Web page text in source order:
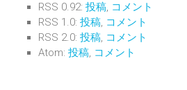
RSS 0.92: 投稿, コメント
RSS 1.0: 投稿, コメント
RSS 2.0: 投稿, コメント
Atom: 投稿, コメント